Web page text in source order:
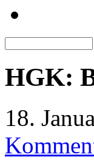
HGK:
18.